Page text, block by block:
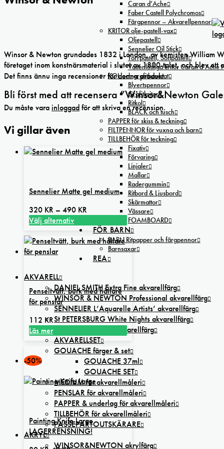
Caran d’Ache
Faber Castell Polychromos
Färgpennor – Akvarellpennor
KRITOR olje-pastell-vax
Oljepastell
Sennelier Oil Stick
Torrpastell, Softpastell
Vattenlösliga kritor Caran d’Ache
KOL och grafitbaserat
Blyertspennor
Grafitkritor
Ritkol
BLÄCK och tusch
PAPPER för skiss & teckning
FILTPENNOR för vuxna och barn
TILLBEHÖR för teckning
Fixativ
Förvaring
Linjaler
Mallar
Radergummin
Ritbord & Ljusbord
Skärmattor
Vässare
FOAMBOARD
FÖR BARN
BARN Ritpapper och färgpennor
Barnsaxar
REA
AKVARELL
DANIEL SMITH Extra Fine akvarellfärg
WINSOR & NEWTON Professional akvarellfärg
SENNELIER L’Aquarelle Artists’ akvarellfärg
St PETERSBURG White Nights akvarellfärg
KREMER Pigmente akvarellfärg
AKVARELLSET
GOUACHE färger & set
GOUACHE 37ml
GOUACHE SET
MEDIUM för akvarellmåleri
PENSLAR för akvarellmåleri
PAPPER & underlag för akvarellmåleri
TILLBEHÖR för akvarellmåleri
PASSEPARTOUTSKÄRARE
AKRYL
WINSOR&NEWTON akrylfärg
Winsor & Newton grundades 1832 i London, av kemisten William
företaget inom konstnärsmaterial i slutet av 1800-talet, och blev ett
Det finns ännu inga recensioner för denna produkt.
Bli först med att recensera ”Winsor&Newton
Du måste varainloggadför att skriva en recension.
Vi gillar även
Sennelier Matte gel medium
320 KR – 490 KR Prisintervall:
till
490 kr
Välj alternativ
här
produkten
flera
varianter.
De
olika
alternativen
kan
väljas
produktsidan
Penseltvätt, burk med hållare
för penslar
112 KR
Läs mer
-50%
Painting Knife Large
LAGERRENSNING!